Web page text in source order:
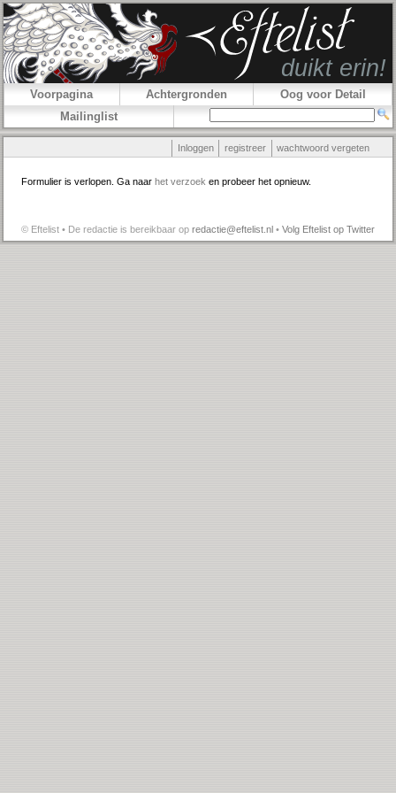
Voorpagina Achtergronden
Oog voor Detail
Mailinglist
Inloggen registreer wachtwoord vergeten
Formulier is verlopen. Ga naar het verzoek en probeer het opnieuw.
© Eftelist • De redactie is bereikbaar op redactie@eftelist.nl • Volg Eftelist op Twitter